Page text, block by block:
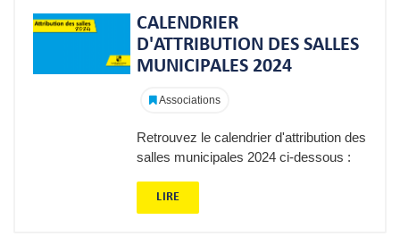
CALENDRIER
D'ATTRIBUTION DES SALLES
MUNICIPALES 2024
Associations
Retrouvez le calendrier d'attribution des
salles municipales 2024 ci-dessous :
LIRE